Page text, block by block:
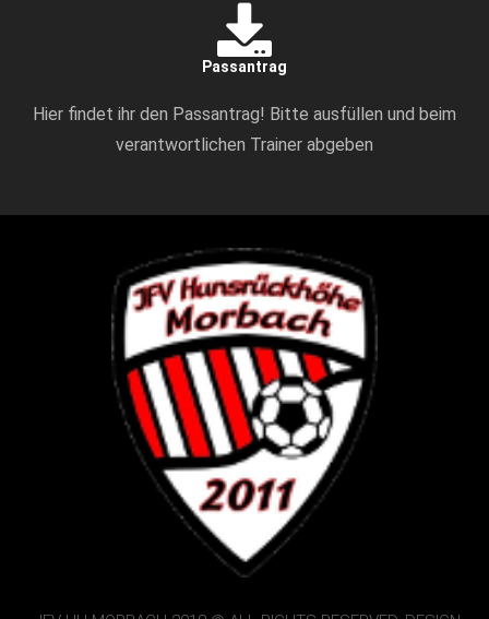
Passantrag
Hier findet ihr den Passantrag! Bitte ausfüllen und beim
verantwortlichen Trainer abgeben